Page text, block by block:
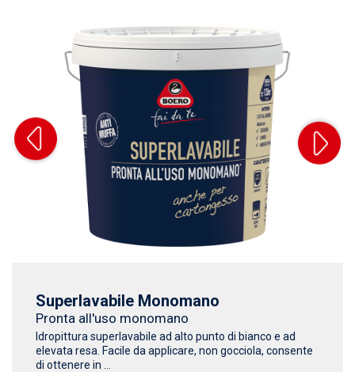
Superlavabile Monomano
Pronta all'uso monomano
Idropittura superlavabile ad alto punto di bianco e ad
elevata resa. Facile da applicare, non gocciola, consente
di ottenere in ...